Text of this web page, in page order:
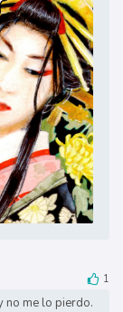
1
no me lo pierdo.